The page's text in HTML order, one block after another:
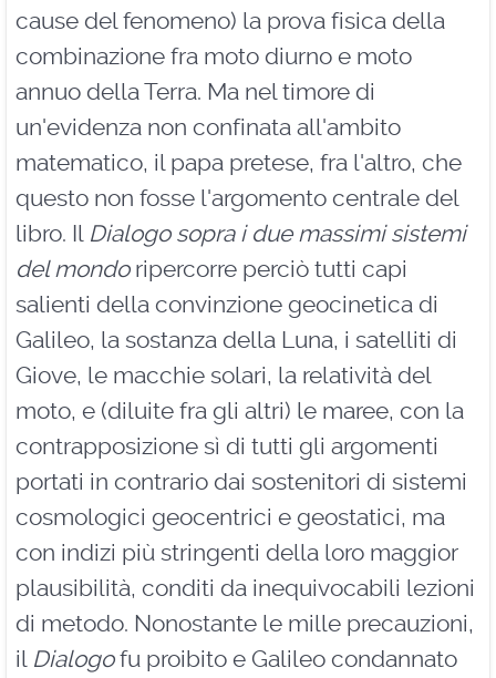
cause del fenomeno) la prova fisica della
combinazione fra moto diurno e moto
annuo della Terra. Ma nel timore di
un'evidenza non confinata all'ambito
matematico, il papa pretese, fra l'altro, che
questo non fosse l'argomento centrale del
libro. Il Dialogo sopra i due massimi sistemi
del mondoripercorre perciò tutti capi
salienti della convinzione geocinetica di
Galileo, la sostanza della Luna, i satelliti di
Giove, le macchie solari, la relatività del
moto, e (diluite fra gli altri) le maree, con la
contrapposizione sì di tutti gli argomenti
portati in contrario dai sostenitori di sistemi
cosmologici geocentrici e geostatici, ma
con indizi più stringenti della loro maggior
plausibilità, conditi da inequivocabili lezioni
di metodo. Nonostante le mille precauzioni,
il Dialogofu proibito e Galileo condannato